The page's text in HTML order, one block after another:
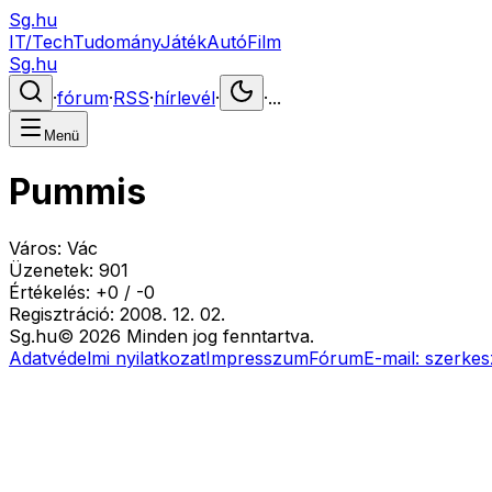
Sg.hu
IT/TechTudományJátékAutóFilm
Sg.hu
·fórum·RSS·hírlevél· ·...
Menü
Pummis
Város: Vác
Üzenetek: 901
Értékelés: +0 / -0
Regisztráció: 2008. 12. 02.
Sg.hu© 2026 Minden jog fenntartva.
Adatvédelmi nyilatkozatImpresszumFórumE-mail: